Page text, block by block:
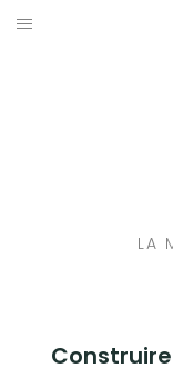
Aller
LA